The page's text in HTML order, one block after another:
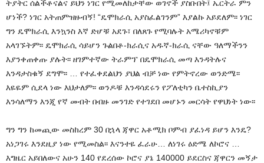
ትያትር ሰልችቶናልና ይህን ነገር የሚመለከታቸው ወገኖች ያስቡበት፤ ኤርትራ ምን
ሆነች? ነገር አትጠምዝዙብኝ! “ዴሞክራሲ አያስፈልገንም” እያልኩ አይደለም፡፡ ነገር
ግን ዴሞክራሲ እንኳንስ እኛ ድሆቹ አደጉ፣ በለጸጉ የሚባሉት አሜሪካኖቹም
አላገኙትም፡፡ ዴሞክራሲ ሳይሆን ጉልበቶ-ክራሲና አዱኛ-ክራሲ ናቸው ዓለማችንን
እያንቀጠቀጡ ያሉት፡፡ ዘገምተኛው ትራምፕ በዴሞክራሲ መጣ እንዳትሉና
እንዳታስቁኝ ደግሞ፡፡ … የተፈቀደልህን ያህል ብቻ ነው የምትኖረው ወንድሜ፡፡
እዬዬም ሲደላ ነው እህታለም፡፡ ወንዶቹ እንዳሳደሩን የፖለቲካን ቤተስኪያን
እንሳለማን እንጂ የኛ መብት በብዙ መንገድ የተገደበ መሆኑን መርሳት የዋህነት ነው፡፡
ግን ግን ከመጪው መስከረም 30 በኋላ ጃዋር አቶሚክ ቦምብ ያፈነዳ ይሆን እንዴ?
አነጋገሩ እንደዚያ ነው የሚመስል፡፡ እናንተዬ ፈራሁ… ለነገሩ ዕድሜ ለኮሮና …
እግዜር አይበለውና አሁን 140 የደረሰው ኮሮና ያኔ 140000 ይደርስና ጃዋርን መኝታ